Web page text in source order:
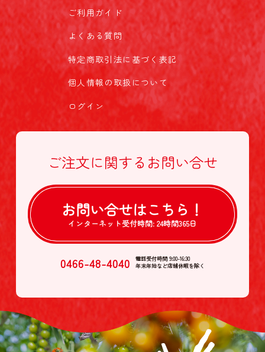
ご利用ガイド
よくある質問
特定商取引法に基づく表記
個人情報の取扱について
ログイン
ご注文に関する お問い合せ
お問い合せはこちら！
インターネット受付時間: 24時間365日
0466-48-4040
電話受付時間 9:00-16:30
年末年始など店舗休暇を除く